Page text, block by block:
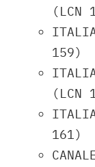
(LCN
159)
(LCN
161)